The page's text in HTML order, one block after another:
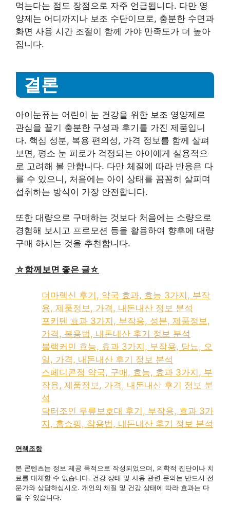
먹는다는 점도 장점으로 자주 언급됩니다. 다만 영
양제는 어디까지나 보조 수단이므로, 충분한 수면과
화면 사용 시간 조절이 함께 가야 만족도가 더 높아
집니다.
결론
아이눈퓨는 어린이 눈 건강을 위한 보조 영양제로
관심을 끌기 충분한 구성과 후기를 가진 제품입니
다. 핵심 성분, 복용 편의성, 가격 정보를 함께 살펴
보면, 평소 눈 피로가 걱정되는 아이에게 실용적으
로 고려해 볼 만합니다. 다만 체질에 따라 반응은 다
를 수 있으니, 처음에는 아이 상태를 꼼꼼히 살피며
섭취하는 방식이 가장 안전합니다.
또한 대량으로 구매하는 것보다 처음에는 소량으로
경험해 보시고 프로모션 등을 활용하여 향후에 대량
구매 하시는 것을 추천합니다.
☆함께보면 좋은 글☆
더마렉신 후기, 약국 효과, 효능 3가지, 부작
용, 제품정보, 가격, 내돈내산 정보 분석
포키텐 효과 3가지, 부작용, 성분, 제품정보,
가격, 복용법, 내돈내산 후기 정보 분석
블랙커민 효능, 효과 3가지, 부작용, 당뇨, 오
일, 가격, 내돈내산 후기 정보 분석
스페디콘정 약국, 구매, 효능, 효과 3가지, 부
작용, 제품정보, 가격, 내돈내산 후기 정보 분
석
닥터조인 무릎보호대 후기, 부작용, 효과 3가
지, 홈쇼핑, 착용법, 내돈내산 후기 정보 분석
면책조항
본 콘텐츠는 정보 제공 목적으로 작성되었으며, 의학적 진단이나 치
료를 대체할 수 없습니다. 건강 상태 및 사용 관련 문의는 반드시 전
문가와 상담하십시오. 개인의 체질 및 건강 상태에 따라 효과는 다
를 수 있습니다.